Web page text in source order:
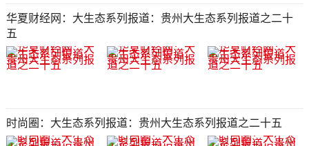
华夏财经网：大生态系列报道：贵州大生态系列报道之二十
五​​​​​​​​​​​​​​​​​​​​​​​​​​​​​​​​​​​
时尚圈：大生态系列报道：贵州大生态系列报道之二十五​​​​​​​​​​​​​​​​​​​​​​​​​​​​​​​​​​​